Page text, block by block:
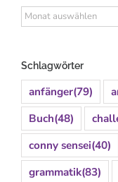
Archiv
Schlagwörter
anfänger(79)
Buch(48)
conny sensei(40)
grammatik(83)